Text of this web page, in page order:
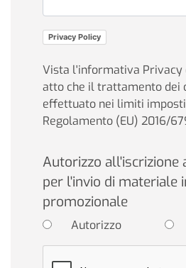
Privacy Policy
Vista l'informativa Privacy
atto che il trattamento dei
effettuato nei limiti
Regolamento (EU) 2016/
Autorizzo
per l'invio di materiale
promozionale
Autorizzo